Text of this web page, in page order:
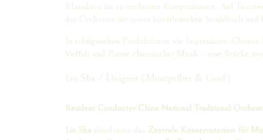
Klassikern bis zu modernen Kompositionen. Auf
das Orchester mit seiner künstlerischen Strahlkraft
In erfolgreichen Produktionen wie Impressions:
Vielfalt und Poesie chinesischer Musik – eine Brücke
Liu Sha / Dirigent (Montpellier & Genf)
Resident Conductor China National Traditional
Liu Sha absolvierte das Zentrale Konservatorium für